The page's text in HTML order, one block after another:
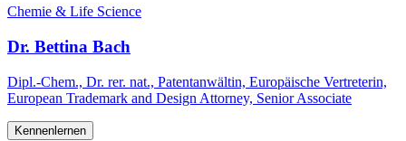
Chemie & Life Science
Dr. Bettina Bach
Dipl.-Chem., Dr. rer. nat., Patentanwältin, Europäische Vertreterin,
European Trademark and Design Attorney, Senior Associate
Kennenlernen